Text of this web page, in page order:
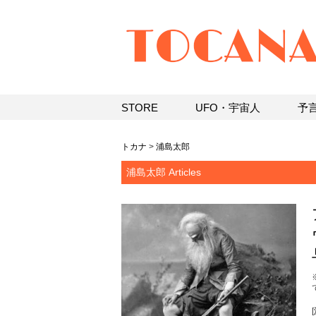
トカナ > 浦島太郎
浦島太郎 Articles
[
STORE UFO・宇宙人 予